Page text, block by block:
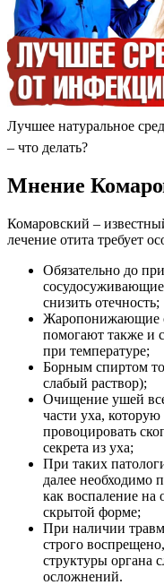
Лучшее натуральное
– что делать?
Мнение
Комаровский –
лечение отита требует
Обязательно до
снизить отечность;
Жаропонижающие
помогают также и
при температуре;
Борным спиртом
слабый раствор);
Очищение ушей
части уха,
провоцировать
секрета из уха;
При таких
далее необходимо
как воспаление на
скрытой форме;
При наличии
строго
структуры органа
осложнений.